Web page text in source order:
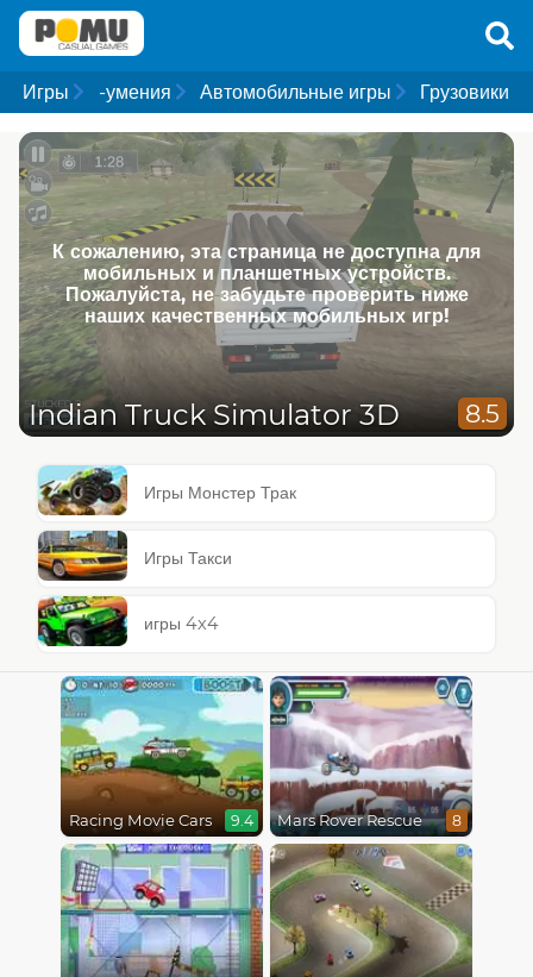
Игры -умения Автомобильные игры Грузовики
К сожалению, эта страница не доступна для
мобильных и планшетных устройств.
Пожалуйста, не забудьте проверить ниже
наших качественных мобильных игр!
Indian Truck Simulator 3D 8.5
Игры Монстер Трак
Игры Такси
игры 4x4
Racing Movie Cars 9.4 Mars Rover Rescue 8